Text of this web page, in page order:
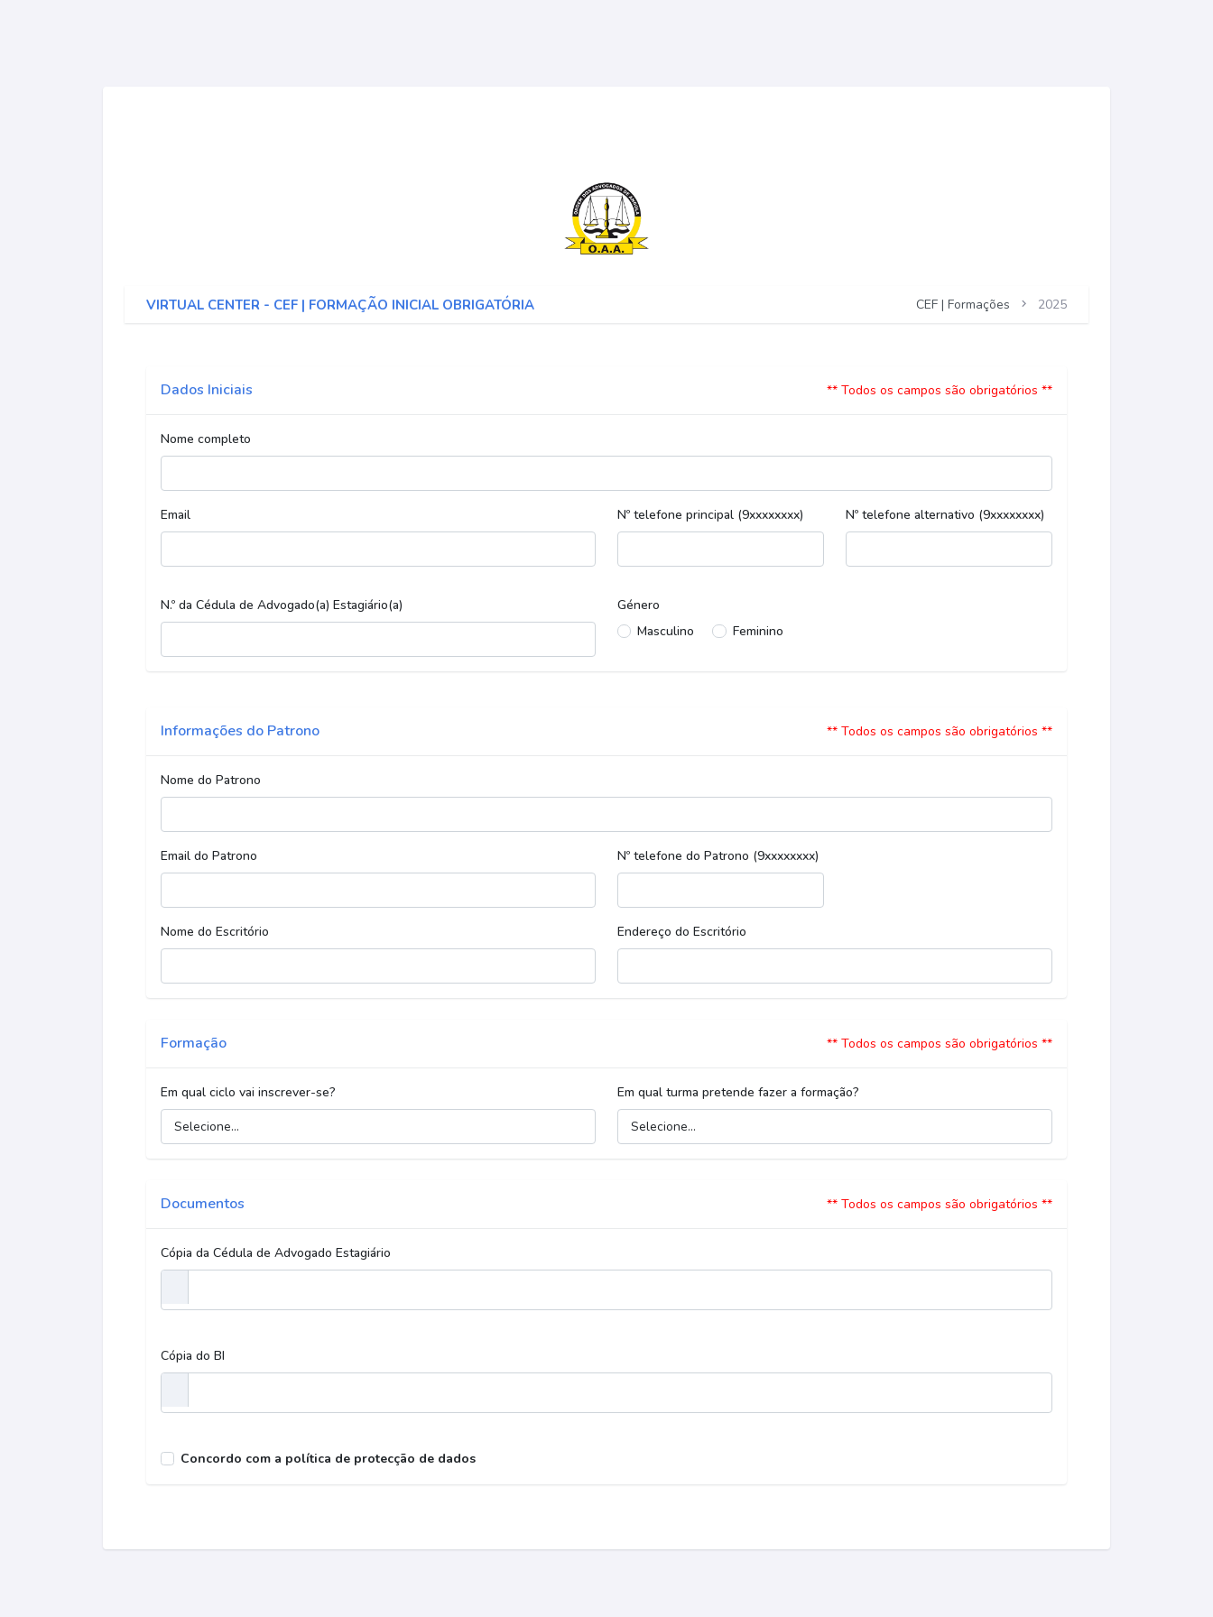
VIRTUAL CENTER - CEF | FORMAÇÃO INICIAL OBRIGATÓRIA CEF | Formações 2025
Dados Iniciais ** Todos os campos são obrigatórios **
Nome completo
Email Nº telefone principal (9xxxxxxxx) Nº telefone alternativo (9xxxxxxxx)
N.º da Cédula de Advogado(a) Estagiário(a)
Género
Masculino
Feminino
Informações do Patrono ** Todos os campos são obrigatórios **
Nome do Patrono
Email do Patrono Nº telefone do Patrono (9xxxxxxxx)
Nome do Escritório Endereço do Escritório
Formação ** Todos os campos são obrigatórios **
Em qual ciclo vai inscrever-se? Em qual turma pretende fazer a formação?
Documentos ** Todos os campos são obrigatórios **
Cópia da Cédula de Advogado Estagiário
Cópia do BI
Concordo com a política de protecção de dados